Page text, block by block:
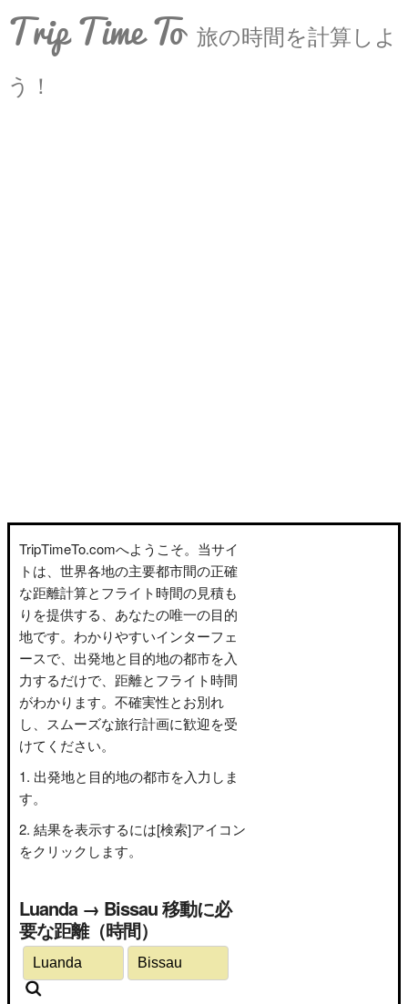
Trip Time To 旅の時間を計算しよ
う！
TripTimeTo.comへようこそ。当サイ
トは、世界各地の主要都市間の正確
な距離計算とフライト時間の見積も
りを提供する、あなたの唯一の目的
地です。わかりやすいインターフェ
ースで、出発地と目的地の都市を入
力するだけで、距離とフライト時間
がわかります。不確実性とお別れ
し、スムーズな旅行計画に歓迎を受
けてください。
出発地と目的地の都市を入力しま
す。
結果を表示するには[検索]アイコン
をクリックします。
Luanda → Bissau 移動に必
要な距離（時間）